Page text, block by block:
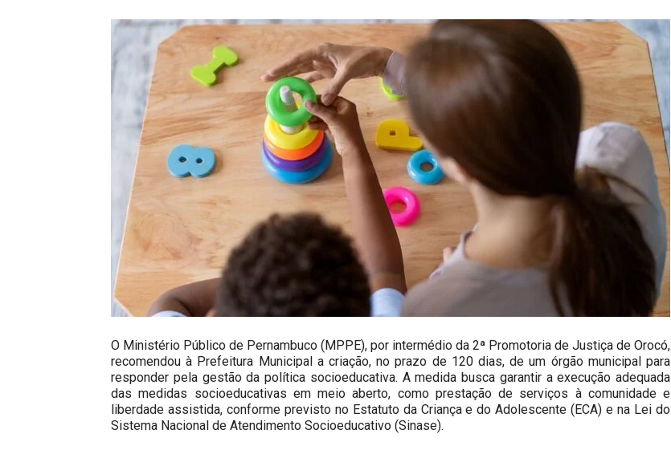
O Ministério Público de Pernambuco (MPPE), por intermédio da 2ª Promotoria de Justiça de Orocó,
recomendou à Prefeitura Municipal a criação, no prazo de 120 dias, de um órgão municipal para
responder pela gestão da política socioeducativa. A medida busca garantir a execução adequada
das medidas socioeducativas em meio aberto, como prestação de serviços à comunidade e
liberdade assistida, conforme previsto no Estatuto da Criança e do Adolescente (ECA) e na Lei do
Sistema Nacional de Atendimento Socioeducativo (Sinase).